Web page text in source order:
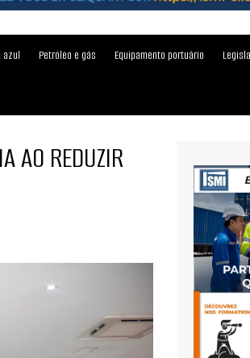
azul Petróleo e gás Equipamento portuário
AO REDUZIR